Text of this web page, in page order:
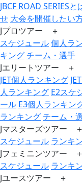
JBCF ROAD SERIESと
せ 大会を開催したい
Jプロツアー ＋
スケジュール個人ラ
キングチーム・選手
Jエリートツアー ＋
JET個人ランキング
人ランキング E2スケ
ール E3個人ランキン
ランキングチーム・
Jマスターズツアー ＋
スケジュール ランキ
Jフェミニンツアー ＋
スケジュール ランキ
Jユースツアー ＋